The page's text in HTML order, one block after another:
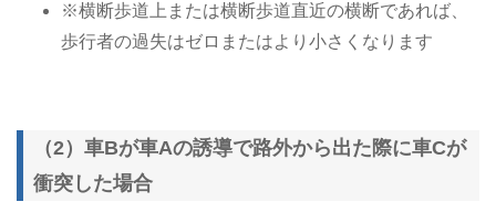
※横断歩道上または横断歩道直近の横断であれば、
歩行者の過失はゼロまたはより小さくなります
（2）車Bが車Aの誘導で路外から出た際に車Cが
衝突した場合